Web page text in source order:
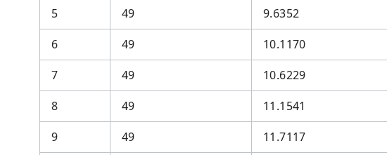
5
49 9.6352
6
49 10.1170
7
49 10.6229
8
49 11.1541
9
49 11.7117